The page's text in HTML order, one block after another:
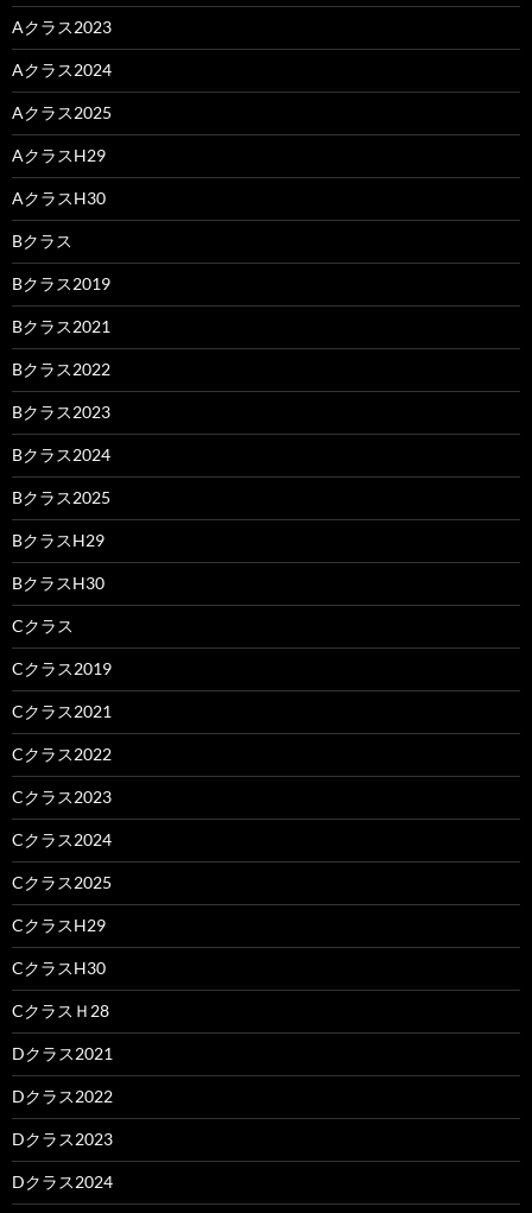
Aクラス2023
Aクラス2024
Aクラス2025
AクラスH29
AクラスH30
Bクラス
Bクラス2019
Bクラス2021
Bクラス2022
Bクラス2023
Bクラス2024
Bクラス2025
BクラスH29
BクラスH30
Cクラス
Cクラス2019
Cクラス2021
Cクラス2022
Cクラス2023
Cクラス2024
Cクラス2025
CクラスH29
CクラスH30
CクラスＨ28
Dクラス2021
Dクラス2022
Dクラス2023
Dクラス2024